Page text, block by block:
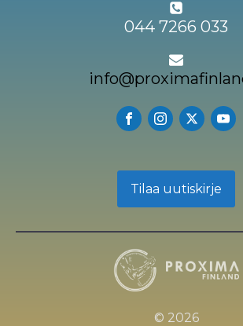
044 7266 033
Tilaa uutiskirje
© 2026